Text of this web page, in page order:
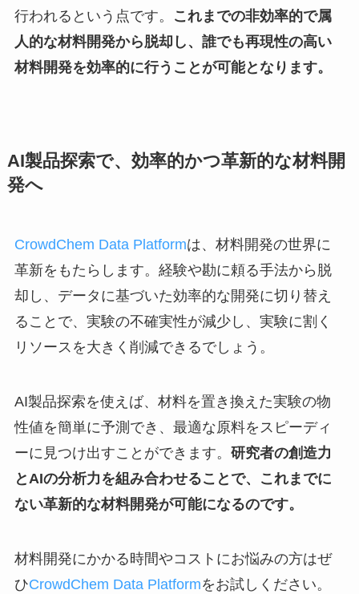
行われるという点です。
これまでの非効率的で属
人的な材料開発から脱却し、誰でも再現性の高い
材料開発を効率的に行うことが可能となります。
AI製品探索で、効率的かつ革新的な材料開
発へ
CrowdChem Data Platformは、材料開発の世界に
革新をもたらします。経験や勘に頼る手法から脱
却し、データに基づいた効率的な開発に切り替え
ることで、実験の不確実性が減少し、実験に割く
リソースを大きく削減できるでしょう。
AI製品探索を使えば、材料を置き換えた実験の物
性値を簡単に予測でき、最適な原料をスピーディ
ーに見つけ出すことができます。 研究者の創造力
とAIの分析力を組み合わせることで、これまでに
ない革新的な材料開発が可能になるのです。
材料開発にかかる時間やコストにお悩みの方はぜ
ひCrowdChem Data Platformをお試しください。